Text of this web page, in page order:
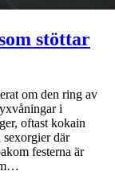
stöttar
om den ring av
i
oftast kokain
där
festerna är